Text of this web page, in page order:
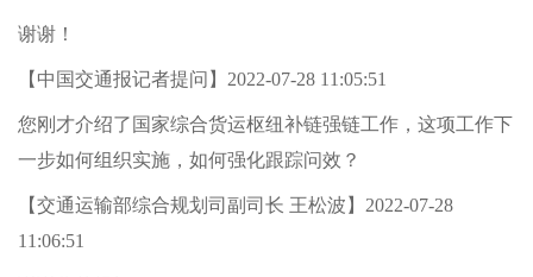
谢谢！
【中国交通报记者提问】2022-07-28 11:05:51
您刚才介绍了国家综合货运枢纽补链强链工作，这项工作下
一步如何组织实施，如何强化跟踪问效？
【交通运输部综合规划司副司长 王松波】2022-07-28
11:06:51